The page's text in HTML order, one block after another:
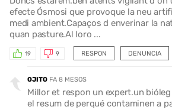
efecte Ósmosi que provoque la neu
medi ambient.Capaços d enverinar la
quan pasture.Al loro ...
RESPON
19 9 DENUNCIA
OJITO FA 8 MESOS
Millor et respon un expert.un
el resum de perqué contaminen a